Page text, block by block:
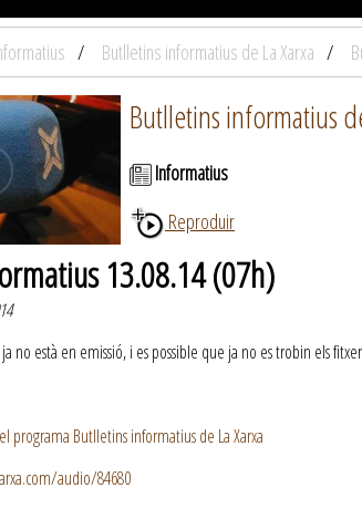
Butlletins informatius de La Xarxa
Butlletins informatius
Informatius
Reproduir
13.08.14 (07h)
no està en emissió, i es possible que ja no es trobin els
programa Butlletins informatius de La Xarxa
audio/84680